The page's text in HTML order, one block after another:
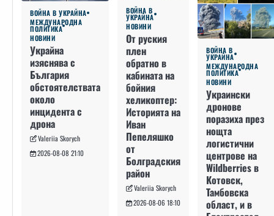
ВОЙНА В УКРАЙНА
МЕЖДУНАРОДНА
ПОЛИТИКА
НОВИНИ
Украйна
изяснява с
България
обстоятелствата
около
инцидента с
дрона
Valeriia Skorych
2026-08-08 21:10
ВОЙНА В
УКРАЙНА
НОВИНИ
От руския
плен
обратно в
кабината на
бойния
хеликоптер:
Историята на
Иван
Пепеляшко
от
Болградския
район
Valeriia Skorych
2026-08-06 18:10
ВОЙНА В
УКРАЙНА
МЕЖДУНАРОДНА
ПОЛИТИКА
НОВИНИ
Украински
дронове
поразиха през
нощта
логистични
центрове на
Wildberries в
Котовск,
Тамбовска
област, и в